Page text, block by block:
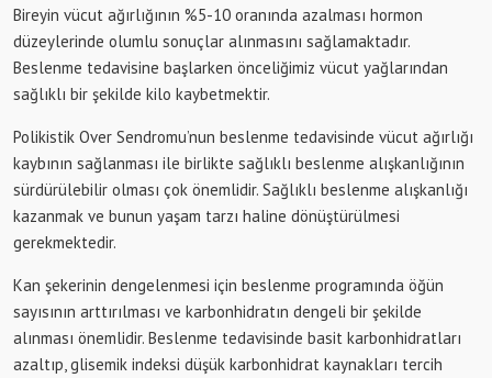
Bireyin vücut ağırlığının %5-10 oranında azalması hormon
düzeylerinde olumlu sonuçlar alınmasını sağlamaktadır.
Beslenme tedavisine başlarken önceliğimiz vücut yağlarından
sağlıklı bir şekilde kilo kaybetmektir.
Polikistik Over Sendromu’nun beslenme tedavisinde vücut ağırlığı
kaybının sağlanması ile birlikte sağlıklı beslenme alışkanlığının
sürdürülebilir olması çok önemlidir. Sağlıklı beslenme alışkanlığı
kazanmak ve bunun yaşam tarzı haline dönüştürülmesi
gerekmektedir.
Kan şekerinin dengelenmesi için beslenme programında öğün
sayısının arttırılması ve karbonhidratın dengeli bir şekilde
alınması önemlidir. Beslenme tedavisinde basit karbonhidratları
azaltıp, glisemik indeksi düşük karbonhidrat kaynakları tercih